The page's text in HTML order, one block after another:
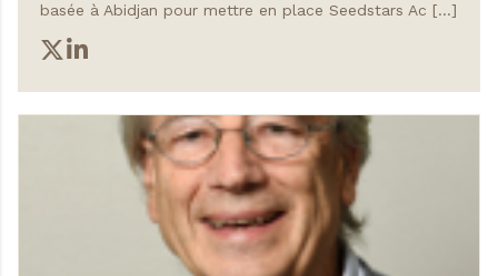
basée à Abidjan pour mettre en place Seedstars Ac […]